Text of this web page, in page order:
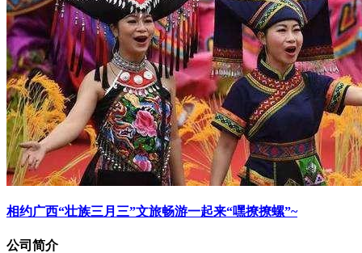
相约广西“壮族三月三”文旅畅游一起来“嘿撩撩螺”~
公司简介